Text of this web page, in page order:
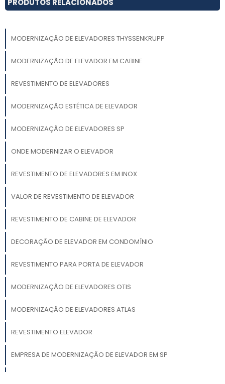
PRODUTOS RELACIONADOS
MODERNIZAÇÃO DE ELEVADORES THYSSENKRUPP
MODERNIZAÇÃO DE ELEVADOR EM CABINE
REVESTIMENTO DE ELEVADORES
MODERNIZAÇÃO ESTÉTICA DE ELEVADOR
MODERNIZAÇÃO DE ELEVADORES SP
ONDE MODERNIZAR O ELEVADOR
REVESTIMENTO DE ELEVADORES EM INOX
VALOR DE REVESTIMENTO DE ELEVADOR
REVESTIMENTO DE CABINE DE ELEVADOR
DECORAÇÃO DE ELEVADOR EM CONDOMÍNIO
REVESTIMENTO PARA PORTA DE ELEVADOR
MODERNIZAÇÃO DE ELEVADORES OTIS
MODERNIZAÇÃO DE ELEVADORES ATLAS
REVESTIMENTO ELEVADOR
EMPRESA DE MODERNIZAÇÃO DE ELEVADOR EM SP